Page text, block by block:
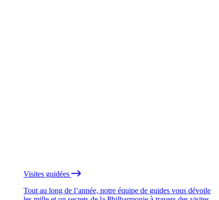
Visites guidées
Tout au long de l’année, notre équipe de guides vous dévoile